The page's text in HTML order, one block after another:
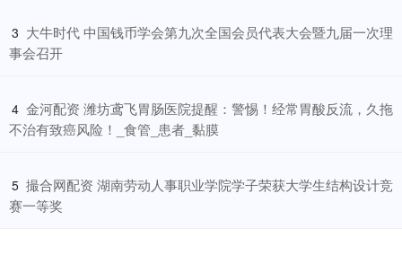
3 ​大牛时代 中国钱币学会第九次全国会员代表大会暨九届一次理
事会召开
4 ​金河配资 潍坊鸢飞胃肠医院提醒：警惕！经常胃酸反流，久拖
不治有致癌风险！_食管_患者_黏膜
5 ​撮合网配资 湖南劳动人事职业学院学子荣获大学生结构设计竞
赛一等奖